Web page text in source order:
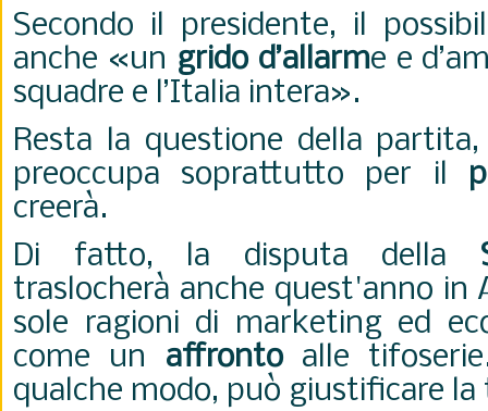
Secondo il presidente, il
anche «un grido d’allarme e
squadre e l’Italia intera».
Resta la questione della partita,
preoccupa soprattutto per il
creerà.
Di fatto, la disputa della
traslocherà anche quest'anno in
sole ragioni di marketing ed
come un affrontoalle
qualche modo, può giustificare